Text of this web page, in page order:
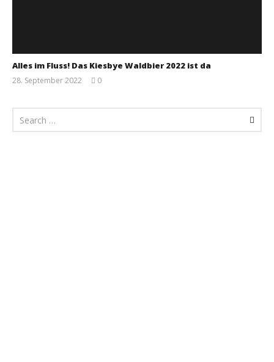
Alles im Fluss! Das Kiesbye Waldbier 2022 ist da
28. September 2022
0